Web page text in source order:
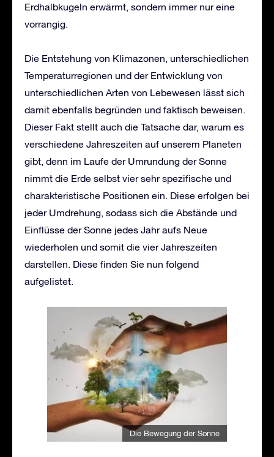
Erdhalbkugeln erwärmt, sondern immer nur eine
vorrangig.
Die Entstehung von Klimazonen, unterschiedlichen
Temperaturregionen und der Entwicklung von
unterschiedlichen Arten von Lebewesen lässt sich
damit ebenfalls begründen und faktisch beweisen.
Dieser Fakt stellt auch die Tatsache dar, warum es
verschiedene Jahreszeiten auf unserem Planeten
gibt, denn im Laufe der Umrundung der Sonne
nimmt die Erde selbst vier sehr spezifische und
charakteristische Positionen ein. Diese erfolgen bei
jeder Umdrehung, sodass sich die Abstände und
Einflüsse der Sonne jedes Jahr aufs Neue
wiederholen und somit die vier Jahreszeiten
darstellen. Diese finden Sie nun folgend
aufgelistet.
Die Bewegung der Sonne